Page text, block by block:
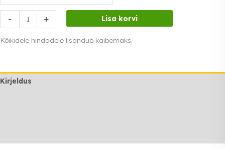
-
Kubo
pukklaudadele
+ Lisa korvi
Kõikidele hindadele lisandub käibemaks.
Kirjeldus